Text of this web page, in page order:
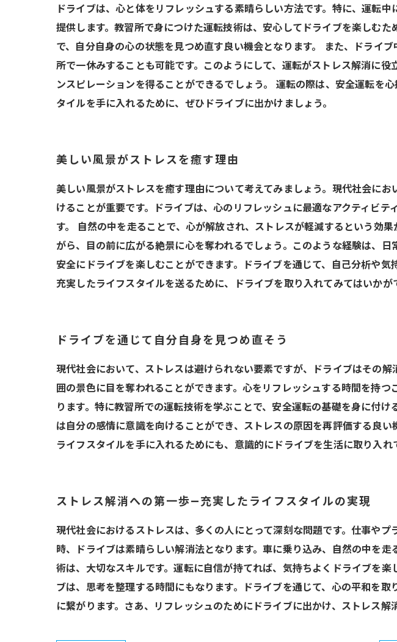
ドライブは、心と体をリフレッシュする素晴らしい方法です。特に、運転
提供します。教習所で身につけた運転技術は、安心してドライブを楽しむ
で、自分自身の心の状態を見つめ直す良い機会となります。 また、ドライ
所で一休みすることも可能です。このようにして、運転がストレス解消に
ンスピレーションを得ることができるでしょう。 運転の際は、安全運転を
タイルを手に入れるために、ぜひドライブに出かけましょう。
美しい風景がストレスを癒す理由
美しい風景がストレスを癒す理由について考えてみましょう。現代社会に
けることが重要です。ドライブは、心のリフレッシュに最適なアクティビ
す。 自然の中を走ることで、心が解放され、ストレスが軽減するという効
がら、目の前に広がる絶景に心を奪われるでしょう。このような経験は、
安全にドライブを楽しむことができます。ドライブを通じて、自己分析や
充実したライフスタイルを送るために、ドライブを取り入れてみてはいかが
ドライブを通じて自分自身を見つめ直そう
現代社会において、ストレスは避けられない要素ですが、ドライブはその
囲の景色に目を奪われることができます。心をリフレッシュする時間を持
ります。特に教習所での運転技術を学ぶことで、安全運転の基礎を身に付
は自分の感情に意識を向けることができ、ストレスの原因を再評価する良
ライフスタイルを手に入れるためにも、意識的にドライブを生活に取り入
ストレス解消への第一歩—充実したライフスタイルの実現
現代社会におけるストレスは、多くの人にとって深刻な問題です。仕事や
時、ドライブは素晴らしい解消法となります。車に乗り込み、自然の中を
術は、大切なスキルです。運転に自信が持てれば、気持ちよくドライブを
ブは、思考を整理する時間にもなります。ドライブを通じて、心の平和を
に繋がります。さあ、リフレッシュのためにドライブに出かけ、ストレス解